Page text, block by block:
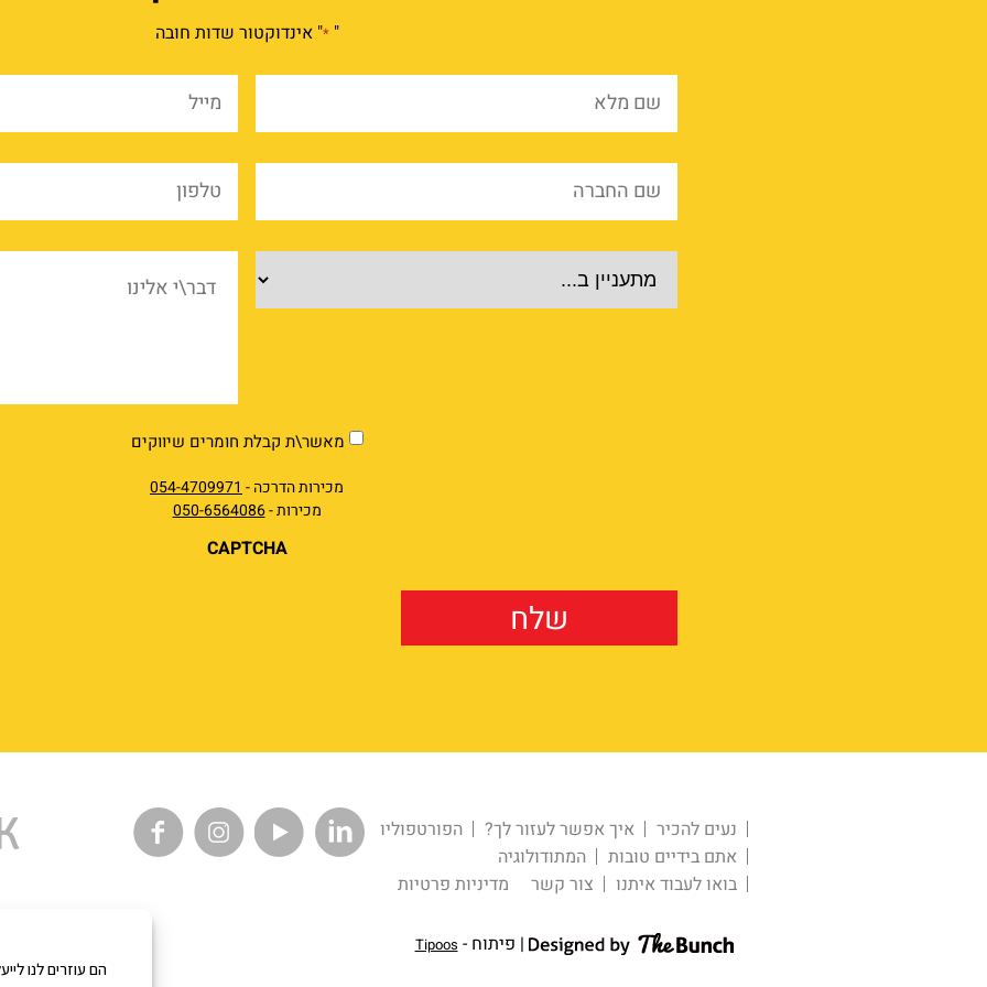
"
*" אינדוקטור שדות חובה
שם
שם
מוצרים
market
מאשר\ת קבלת חומרים שיווקים
מכירות הדרכה - 054-4709971
מכירות -050-6564086
CAPTCHA
נעים להכיר איך אפשר לעזור לך?
הפורטפוליו
אתם בידיים טובות
המתודולוגיה
בואו לעבוד איתנו
צור קשר מדיניות פרטיות
| פיתוח -Tipoos